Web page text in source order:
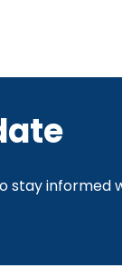
stay informed